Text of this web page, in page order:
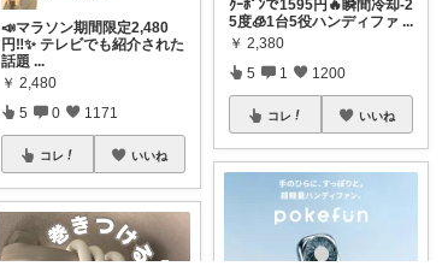
📣マラソン期間限定2,480
円‼️✨ テレビでも紹介された
話題 ...
￥ 2,480
5 0 1171
コレ いいね
ｸｰﾎﾟﾝで1595円🔥瞬間冷却-2
5度🧊1台5役ハンディファ ...
￥ 2,380
5 1 1200
コレ いいね